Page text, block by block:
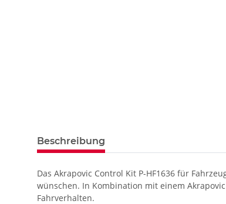
Beschreibung
Das Akrapovic Control Kit P-HF1636 für
wünschen. In Kombination mit einem
Fahrverhalten.